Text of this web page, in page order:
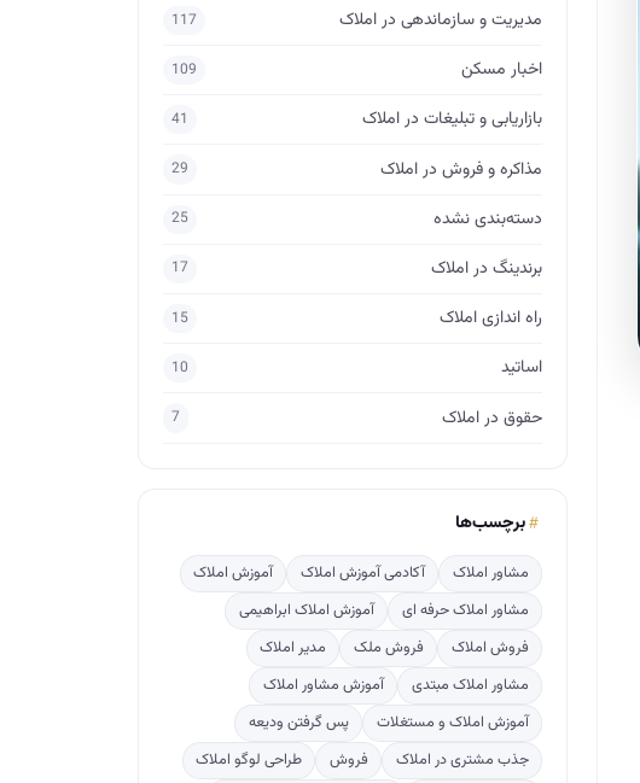
مدیریت و سازماندهی در املاک 117
اخبار مسکن 109
بازاریابی و تبلیغات در املاک 41
مذاکره و فروش در املاک 29
دسته‌بندی نشده 25
برندینگ در املاک 17
راه اندازی املاک 15
اساتید 10
حقوق در املاک 7
برچسب‌ها
مشاور املاک آکادمی آموزش املاک
آموزش املاک
مشاور املاک حرفه ای
آموزش املاک ابراهیمی
فروش املاک
فروش ملک
مدیر املاک
مشاور املاک مبتدی
آموزش مشاور املاک
آموزش املاک و مستغلات
پس گرفتن ودیعه
جذب مشتری در املاک
فروش
طراحی لوگو املاک